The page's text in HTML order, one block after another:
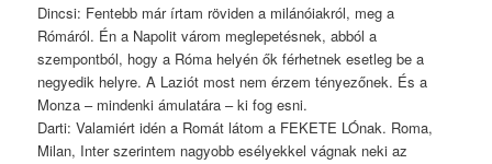
Dincsi: Fentebb már írtam röviden a milánóiakról, meg a
Rómáról. Én a Napolit várom meglepetésnek, abból a
szempontból, hogy a Róma helyén ők férhetnek esetleg be a
negyedik helyre. A Laziót most nem érzem tényezőnek. És a
Monza – mindenki ámulatára – ki fog esni.
Darti: Valamiért idén a Romát látom a FEKETE LÓnak. Roma,
Milan, Inter szerintem nagyobb esélyekkel vágnak neki az